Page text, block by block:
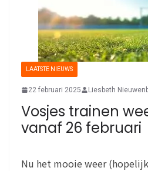
LAATSTE NIEUWS
22 februari 2025 Liesbeth
Vosjes trainen
vanaf 26 februari
Nu het mooie weer